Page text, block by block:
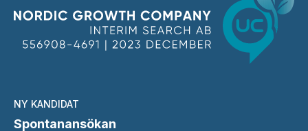
NY KANDIDAT
Spontanansökan